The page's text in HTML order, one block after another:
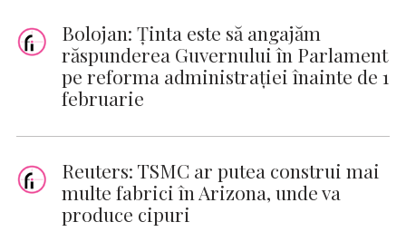
Bolojan: Ținta este să angajăm
răspunderea Guvernului în Parlament
pe reforma administraţiei înainte de 1
februarie
Reuters: TSMC ar putea construi mai
multe fabrici în Arizona, unde va
produce cipuri